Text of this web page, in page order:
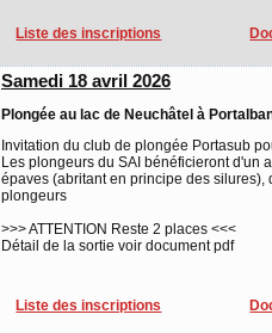
Liste des inscriptions
Samedi 18 avril 2026
Plongée au lac de Neuchâtel à
Invitation du club de plongée Portasub
Les plongeurs du SAI bénéficieront d'un
épaves (abritant en principe des
plongeurs
>>> ATTENTION Reste 2 places <<<
Détail de la sortie voir document pdf
Liste des inscriptions